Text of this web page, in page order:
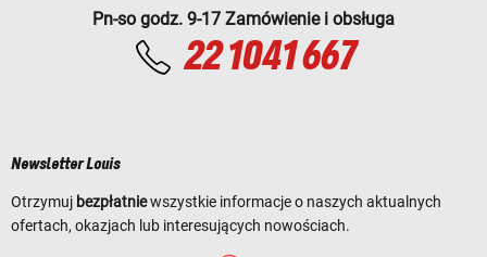
Pn-so godz. 9-17 Zamówienie i obsługa
22 1041 667
Newsletter Louis
Otrzymuj bezpłatniewszystkie informacje o naszych aktualnych
ofertach, okazjach lub interesujących nowościach.